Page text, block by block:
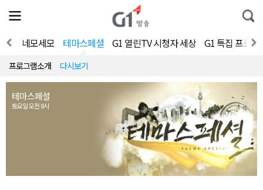
전
체
뉴
열
통
합
색
쇼 네모세모 테마스페셜 G1 열린TV 시청자 세상 G1 특집 프로그
프로그램소개 다시보기
테마스페셜
토요일 오전 8시